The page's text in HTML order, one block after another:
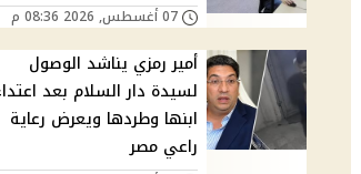
07 أغسطس, 2026 08:36 م
أمير رمزي يناشد الوصول
لسيدة دار السلام بعد
ابنها وطردها ويعرض رعاية
راعي مصر